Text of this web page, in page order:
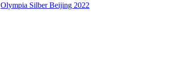
Olympia Silber Beijing 2022